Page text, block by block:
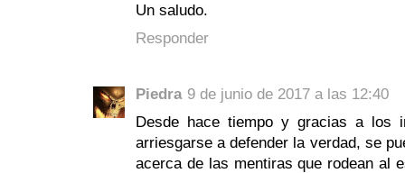
Un saludo.
Responder
Piedra 9 de junio de 2017 a las 12:40
Desde hace tiempo y gracias a los
arriesgarse a defender la verdad, se
acerca de las mentiras que rodean al